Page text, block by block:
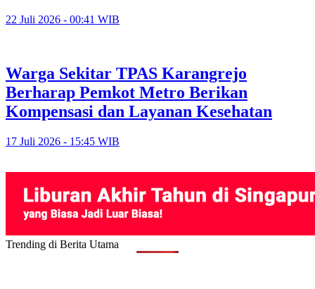
22 Juli 2026 - 00:41 WIB
Warga Sekitar TPAS Karangrejo
Berharap Pemkot Metro Berikan
Kompensasi dan Layanan Kesehatan
17 Juli 2026 - 15:45 WIB
Trending di Berita Utama